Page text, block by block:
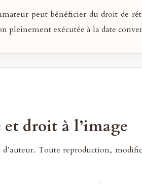
peut bénéficier du droit de
exécutée à la date
droit à l’image
d’auteur. Toute reproduction,